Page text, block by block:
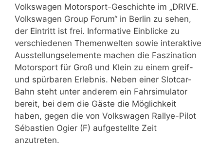
Volkswagen Motorsport-Geschichte im „DRIVE.
Volkswagen Group Forum“ in Berlin zu sehen,
der Eintritt ist frei. Informative Einblicke zu
verschiedenen Themenwelten sowie interaktive
Ausstellungselemente machen die Faszination
Motorsport für Groß und Klein zu einem greif-
und spürbaren Erlebnis. Neben einer Slotcar-
Bahn steht unter anderem ein Fahrsimulator
bereit, bei dem die Gäste die Möglichkeit
haben, gegen die von Volkswagen Rallye-Pilot
Sébastien Ogier (F) aufgestellte Zeit
anzutreten.